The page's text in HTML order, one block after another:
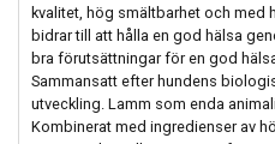
kvalitet, hög smältbarhet och med
bidrar till att hålla en god hälsa
bra förutsättningar för en god
Sammansatt efter hundens
utveckling. Lamm som enda
Kombinerat med ingredienser av